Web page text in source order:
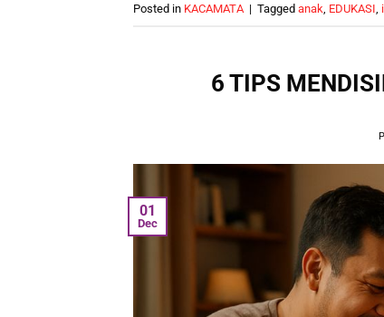
Posted in KACAMATA | Tagged anak EDUKASI
6 TIPS
01
Dec